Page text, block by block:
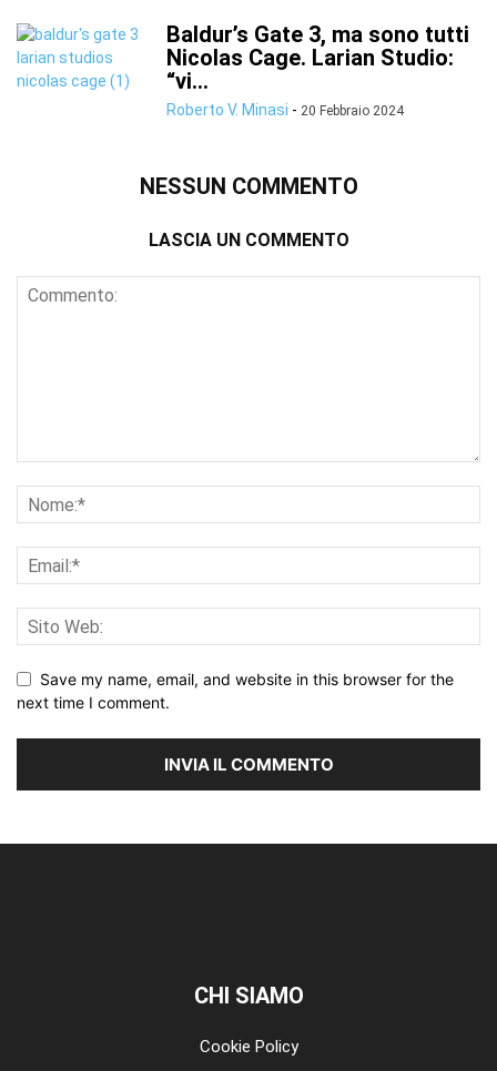
Baldur’s Gate 3, ma sono tutti
Nicolas Cage. Larian Studio:
“vi...
Roberto V. Minasi - 20 Febbraio 2024
NESSUN COMMENTO
LASCIA UN COMMENTO
Save my name, email, and website in this browser for the
next time I comment.
CHI SIAMO
Cookie Policy